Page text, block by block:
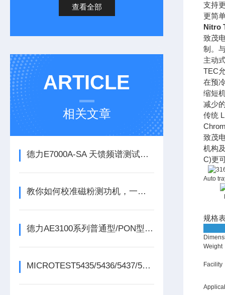
查看全部
ARTICLE
相关文章
德力E7000A-SA 天馈频谱测试仪（4.4GHz）
教你如何校准磁粉测功机，一起看看吧
德力AE3100系列普通型/PON型光时域反射分析仪（OTDR）
MICROTEST5435/5436/5437/5438变压器测试仪
支持
更简
Nitro
致茂
制。
主动
TEC
在预
缩短
减少
传统
致茂
机构
C)更
Auto
规格
Weight
Facility